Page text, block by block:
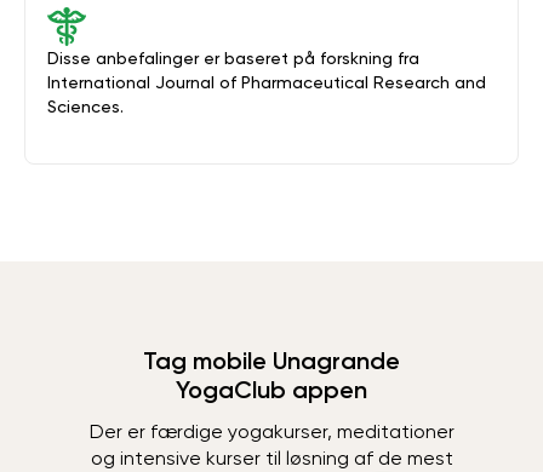
Disse anbefalinger er baseret på forskning fra
International Journal of Pharmaceutical Research and
Sciences.
Tag mobile Unagrande
YogaClub appen
Der er færdige yogakurser, meditationer
og intensive kurser til løsning af de mest